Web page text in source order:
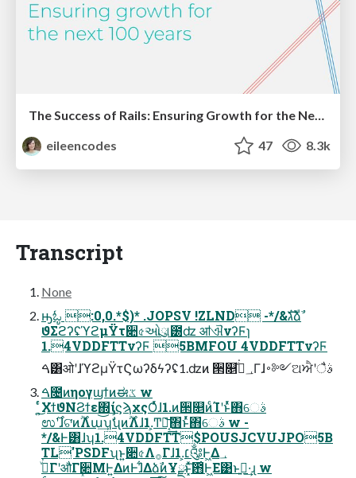
eileencodes
47 8.3k
Transcript
None
ԣಓູ :0,0.*$)* .JOPSV !ZLND -*/&גࣜձࣾ
ϑΣϩʔʢϓϩμΫτ૊৫ઓུ୲౰ʣ ॴଐνʔϜɿ
1.4VDDFTTνʔϜ 5BMFOU 4VDDFTTνʔϜ
ࠓ͸ओʹɺϓϩμΫτϚωʔδϟʔʢ1.ʣͷ ੒௕؀ڥͮ͘Γɺ࠾༻ଅਐʹैࣄ
ࠓ೔ͷηογϣϯͷಈػ w
͜͏͍ͬͨΧϯϑΝϨϯε΍ίϛϡχςΟͬͯɺ1.ͷ੒௕ͷͨΊʹͱͬͯ΋େࣄ
ಉ࣌ʹɺଟ͘ͷ࣌ؒΛա͢͝ʮࣗࣾʯͷ࣌ؒΛɺ1.͕Ͳ͏ա͔͢͝΋ͱͬͯ΋େࣄ w -
*/&Ͱ͸ɺʮ1.4VDDFTT$POUSJCVUJPO5B
TL'PSDFʯͱ͍͏૊৫Λ࡞Γɺ1.͕׆༂Ͱ͖Δ؀
ڥͮ͘ΓʹऔΓ૊ΜͰ͍ΔͷͰɺ͋ΔձࣾͷҰྫͱ͓ͯ͠఻͑Ͱ͖Ε͹ͱࢥ͍·͢ɻ w